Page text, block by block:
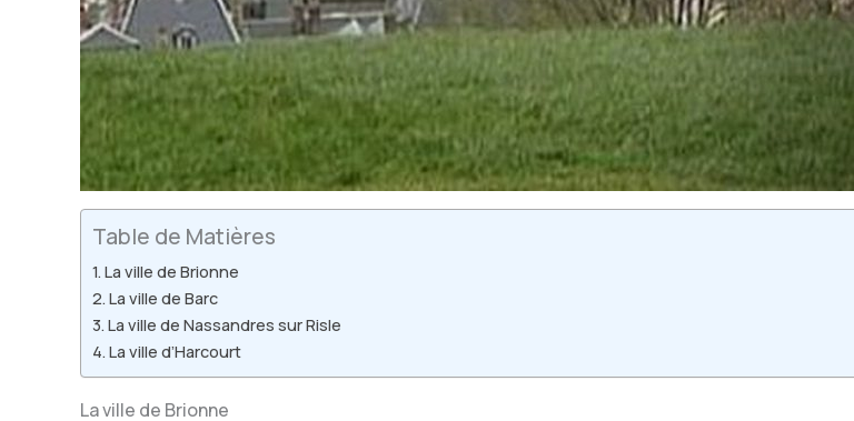
Table de Matières
La ville de Brionne
La ville de Barc
La ville de Nassandres sur Risle
La ville d’Harcourt
La ville de Brionne